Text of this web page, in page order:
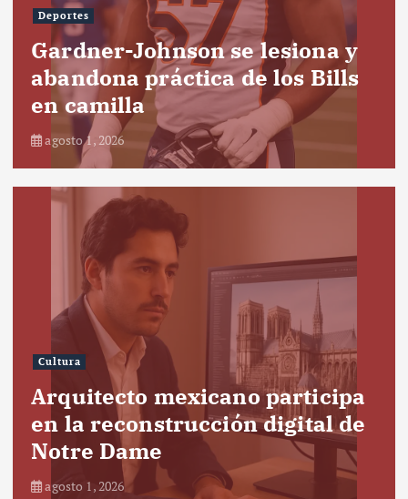
Deportes
Gardner-Johnson se lesiona y
abandona práctica de los Bills
en camilla
agosto 1, 2026
Cultura
Arquitecto mexicano participa
en la reconstrucción digital de
Notre Dame
agosto 1, 2026